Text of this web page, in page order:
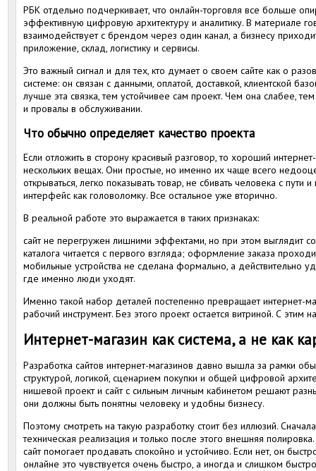
РБК отдельно подчеркивает, что онлайн-торговля все больше
эффективную цифровую архитектуру и аналитику. В материале
взаимодействует с брендом через один канал, а бизнесу
приложение, склад, логистику и сервисы.
Это важный сигнал и для тех, кто думает о своем сайте как о
системе: он связан с данными, оплатой, доставкой, клиентской
лучше эта связка, тем устойчивее сам проект. Чем она слабее,
и провалы в обслуживании.
Что обычно определяет качество проекта
Если отложить в сторону красивый разговор, то хороший
нескольких вещах. Они простые, но именно их чаще всего
открываться, легко показывать товар, не сбивать человека с пути
интерфейс как головоломку. Все остальное уже вторично.
В реальной работе это выражается в таких признаках:
сайт не перегружен лишними эффектами, но при этом выглядит
каталога читается с первого взгляда; оформление заказа
мобильные устройства не сделана формально, а действительно
где именно люди уходят.
Именно такой набор деталей постепенно превращает интернет-
рабочий инструмент. Без этого проект остается витриной. С этим
Интернет-магазин как система, а не как
Разработка сайтов интернет-магазинов давно вышла за рамки
структурой, логикой, сценарием покупки и общей цифровой
нишевой проект и сайт с сильным личным кабинетом решают
они должны быть понятны человеку и удобны бизнесу.
Поэтому смотреть на такую разработку стоит без иллюзий.
техническая реализация и только после этого внешняя
сайт помогает продавать спокойно и устойчиво. Если нет, он
онлайне это чувствуется очень быстро, а иногда и слишком